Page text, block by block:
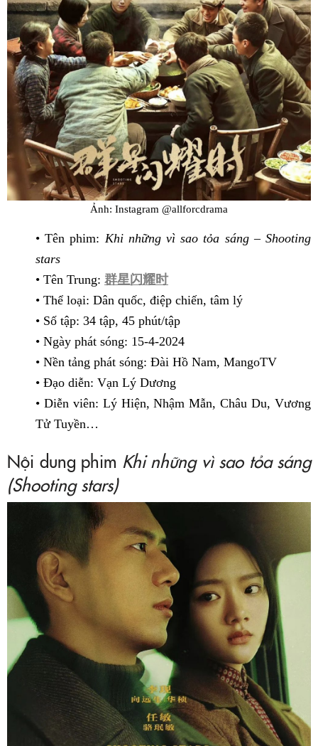
Ảnh: Instagram @allforcdrama
• Tên phim: Khi những vì sao tỏa sáng – Shooting
stars
• Tên Trung: 群星闪耀时
• Thể loại: Dân quốc, điệp chiến, tâm lý
• Số tập: 34 tập, 45 phút/tập
• Ngày phát sóng: 15-4-2024
• Nền tảng phát sóng: Đài Hồ Nam, MangoTV
• Đạo diễn: Vạn Lý Dương
• Diễn viên: Lý Hiện, Nhậm Mẫn, Châu Du, Vương
Tử Tuyền…
Nội dung phim Khi những vì sao tỏa sáng
(Shooting stars)